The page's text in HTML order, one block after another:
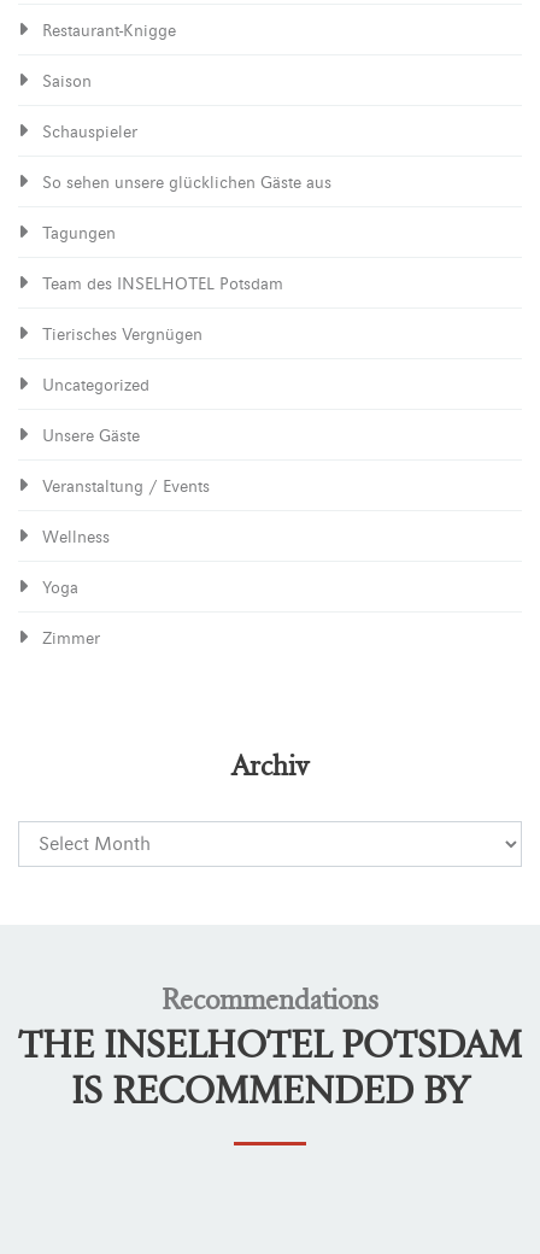
Restaurant-Knigge
Saison
Schauspieler
So sehen unsere glücklichen Gäste aus
Tagungen
Team des INSELHOTEL Potsdam
Tierisches Vergnügen
Uncategorized
Unsere Gäste
Veranstaltung / Events
Wellness
Yoga
Zimmer
Archiv
Recommendations
THE INSELHOTEL POTSDAM
IS RECOMMENDED BY